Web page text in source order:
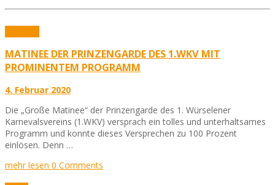
MATINEE DER PRINZENGARDE DES 1.WKV MIT
PROMINENTEM PROGRAMM
4. Februar 2020
Die „Große Matinee“ der Prinzengarde des 1. Würselener
Karnevalsvereins (1.WKV) versprach ein tolles und unterhaltsames
Programm und konnte dieses Versprechen zu 100 Prozent
einlösen. Denn …
mehr lesen 0 Comments